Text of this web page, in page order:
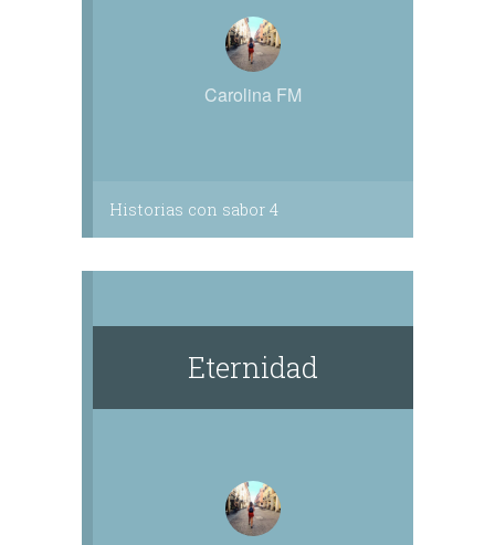
Carolina FM
Historias con sabor 4
Eternidad